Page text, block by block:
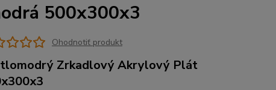
500x300x3
Ohodnotiť produkt
Zrkadlový Akrylový Plát